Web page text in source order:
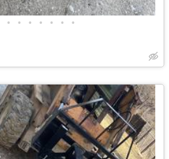
• • • • • • •